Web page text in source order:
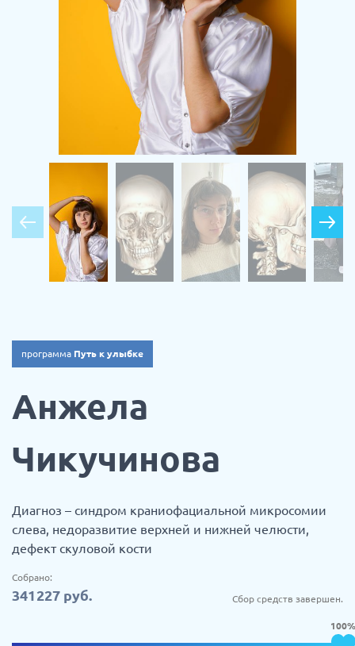
программа Путь к улыбке
Анжела
Чикучинова
Диагноз – синдром краниофациальной микросомии
слева, недоразвитие верхней и нижней челюсти,
дефект скуловой кости
Собрано:
341 227 руб. Сбор средств завершен.
100%